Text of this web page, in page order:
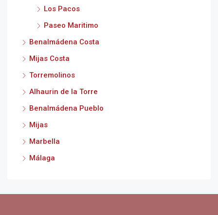
Los Pacos
Paseo Maritimo
Benalmádena Costa
Mijas Costa
Torremolinos
Alhaurin de la Torre
Benalmádena Pueblo
Mijas
Marbella
Málaga